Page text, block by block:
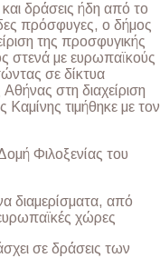
δράσεις ήδη από το
πρόσφυγες, ο δήμος
της προσφυγικής
στενά με ευρωπαϊκούς
σε δίκτυα
στη διαχείριση
τιμήθηκε με τον
Φιλοξενίας του
διαμερίσματα, από
χώρες
σε δράσεις των